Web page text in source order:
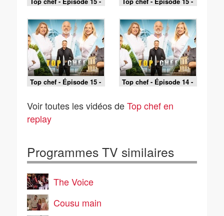
Finale - Partie 3 Finale - Partie 2
Top chef - Épisode 15 -
Finale - Partie 1
Top chef - Épisode 14 -
Partie 2
Voir toutes les vidéos deTop chef en
replay
Programmes TV similaires
The Voice
Cousu main